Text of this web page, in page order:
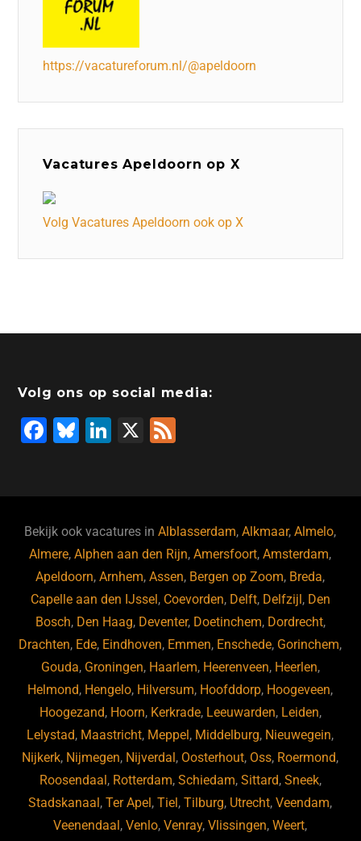
https://vacatureforum.nl/@apeldoorn
Vacatures Apeldoorn op X
Volg Vacatures Apeldoorn ook op X
Volg ons op social media:
F
b
o
o
k
Bl
ky
Li
dI
n
X
Bekijk ook vacatures inAlblasserdam,Alkmaar,Almelo,
Almere,Alphen aan den Rijn,Amersfoort,Amsterdam,
Apeldoorn,Arnhem,Assen, Bergen op Zoom, Breda,
Capelle aan den IJssel, Coevorden, Delft, Delfzijl, Den
Bosch, Den Haag, Deventer, Doetinchem, Dordrecht,
Drachten, Ede, Eindhoven, Emmen, Enschede, Gorinchem,
Gouda, Groningen, Haarlem, Heerenveen, Heerlen,
Helmond, Hengelo, Hilversum, Hoofddorp, Hoogeveen,
Hoogezand, Hoorn, Kerkrade, Leeuwarden, Leiden,
Lelystad, Maastricht, Meppel, Middelburg, Nieuwegein,
Nijkerk, Nijmegen, Nijverdal, Oosterhout, Oss, Roermond,
Roosendaal, Rotterdam, Schiedam, Sittard, Sneek,
Stadskanaal,Ter Apel,Tiel,Tilburg, Utrecht,Veendam,
Veenendaal,Venlo,Venray,Vlissingen,Weert,